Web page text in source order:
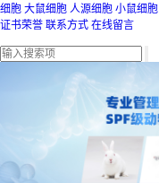
细胞 大鼠细胞 人源细胞 小鼠细胞
证书荣誉 联系方式 在线留言